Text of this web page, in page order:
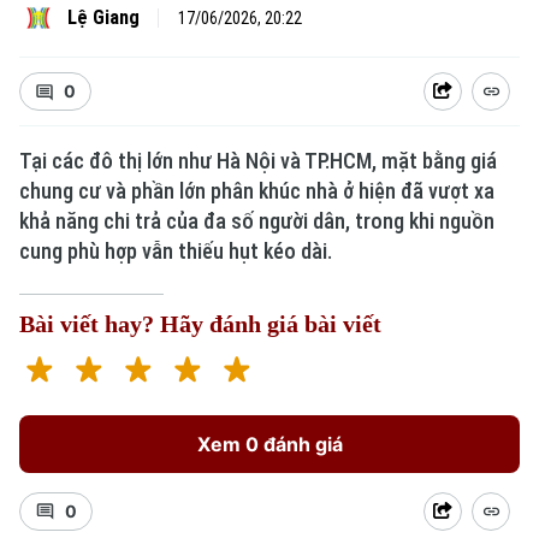
Lệ Giang 17/06/2026, 20:22
0
Tại các đô thị lớn như Hà Nội và TP.HCM, mặt bằng giá
chung cư và phần lớn phân khúc nhà ở hiện đã vượt xa
khả năng chi trả của đa số người dân, trong khi nguồn
cung phù hợp vẫn thiếu hụt kéo dài.
Bài viết hay? Hãy đánh giá bài viết
Xem 0 đánh giá
0